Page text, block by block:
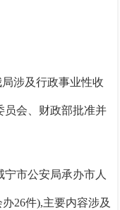
涉及行政事业性收
员会、财政部批准并
宁市公安局承办市人
26件),主要内容涉及